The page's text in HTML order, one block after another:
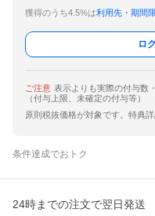
獲得のうち4.5%は利用先・期間
ロ
ご注意 表示よりも実際の付与数
（付与上限、未確定の付与等）
原則税抜価格が対象です。特典
条件達成でおトク
24時までの注文で翌日発送